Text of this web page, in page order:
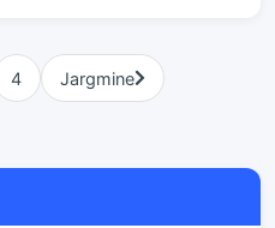
4 Jargmine